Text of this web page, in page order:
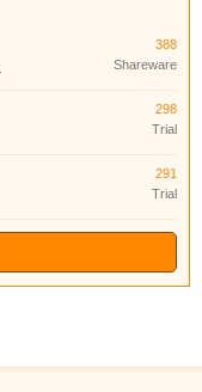
388
Shareware
298
Trial
291
Trial